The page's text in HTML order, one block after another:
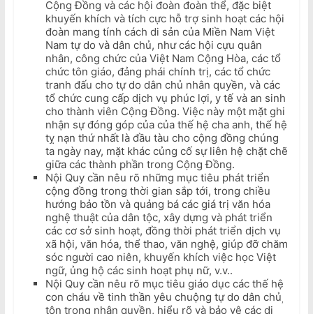
Cộng Đồng và các hội đoàn đoàn thể, đặc biệt
khuyến khích và tích cực hỗ trợ sinh hoạt các hội
đoàn mang tính cách di sản của Miền Nam Việt
Nam tự do và dân chủ, như các hội cựu quân
nhân, công chức của Việt Nam Cộng Hòa, các tổ
chức tôn giáo, đảng phái chính trị, các tổ chức
tranh đấu cho tự do dân chủ nhân quyền, và các
tổ chức cung cấp dịch vụ phúc lợi, y tế và an sinh
cho thành viên Cộng Đồng. Việc này một mặt ghi
nhận sự đóng góp của của thế hệ cha anh, thế hệ
tỵ nạn thứ nhất là đầu tàu cho cộng đồng chúng
ta ngày nay, mặt khác củng cố sự liên hệ chặt chẽ
giữa các thành phần trong Cộng Đồng.
Nội Quy cần nêu rõ những mục tiêu phát triển
cộng đồng trong thời gian sắp tới, trong chiều
hướng bảo tồn và quảng bá các giá trị văn hóa
nghệ thuật của dân tộc, xây dựng và phát triển
các cơ sở sinh hoạt, đồng thời phát triển dịch vụ
xã hội, văn hóa, thể thao, văn nghệ, giúp đỡ chăm
sóc người cao niên, khuyến khích việc học Việt
ngữ, ủng hộ các sinh hoạt phụ nữ, v.v..
Nội Quy cần nêu rõ mục tiêu giáo dục các thế hệ
con cháu về tinh thần yêu chuộng tự do dân chủ
tôn trọng nhân quyền, hiểu rõ và bảo vệ các di